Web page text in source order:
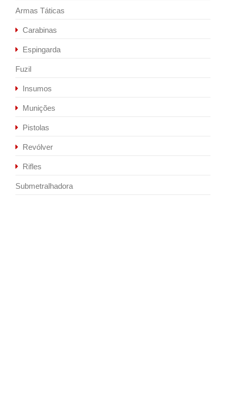
Armas Táticas
Carabinas
Espingarda
Fuzil
Insumos
Munições
Pistolas
Revólver
Rifles
Submetralhadora